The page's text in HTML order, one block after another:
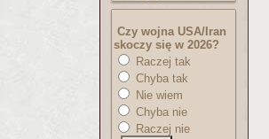
Czy wojna USA/Iran
skoczy się w 2026?
Raczej tak
Chyba tak
Nie wiem
Chyba nie
Raczej nie